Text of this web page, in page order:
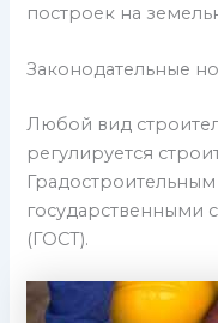
построек на
Законодательные
Любой вид
регулируется
государственными
(ГОСТ).